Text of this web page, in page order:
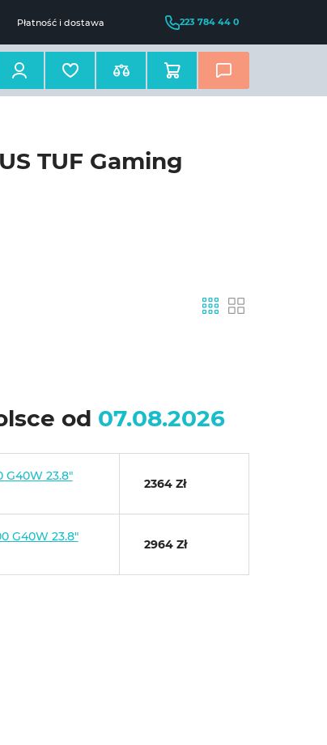
Płatność i dostawa 223 784 44 0
TUF Gaming
od 07.08.2026
G40W 23.8"
2364 Zł
G40W 23.8"
2964 Zł